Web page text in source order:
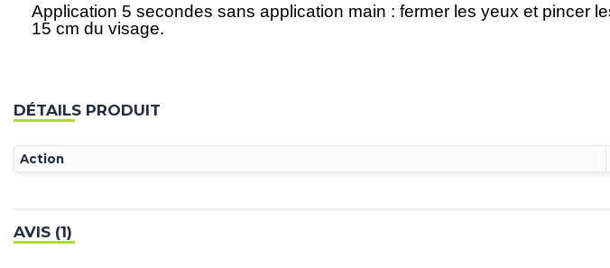
Application 5 secondes sans application main : fermer les yeux et pincer
15 cm du visage.
DÉTAILS PRODUIT
Action
AVIS (1)